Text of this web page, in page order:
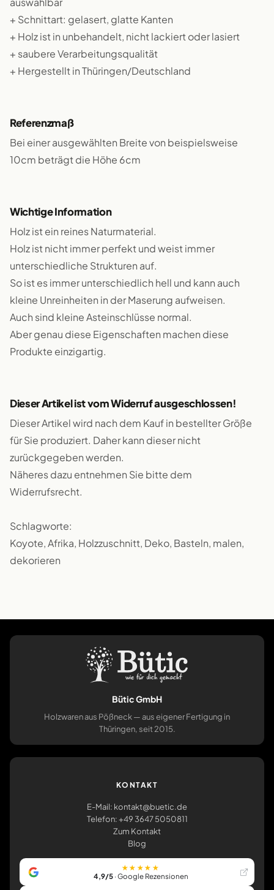
+ Schnittart: gelasert, glatte Kanten
+ Holz ist in unbehandelt, nicht lackiert oder lasiert
+ saubere Verarbeitungsqualität
+ Hergestellt in Thüringen/Deutschland
Referenzmaß
Bei einer ausgewählten Breite von beispielsweise
10cm beträgt die Höhe 6cm
Wichtige Information
Holz ist ein reines Naturmaterial.
Holz ist nicht immer perfekt und weist immer
unterschiedliche Strukturen auf.
So ist es immer unterschiedlich hell und kann auch
kleine Unreinheiten in der Maserung aufweisen.
Auch sind kleine Asteinschlüsse normal.
Aber genau diese Eigenschaften machen diese
Produkte einzigartig.
Dieser Artikel ist vom Widerruf ausgeschlossen!
Dieser Artikel wird nach dem Kauf in bestellter Größe
für Sie produziert. Daher kann dieser nicht
zurückgegeben werden.
Näheres dazu entnehmen Sie bitte dem
Widerrufsrecht.
Schlagworte:
Koyote, Afrika, Holzzuschnitt, Deko, Basteln, malen,
dekorieren
Bütic GmbH
Holzwaren aus Pößneck — aus eigener Fertigung in
Thüringen, seit 2015.
KONTAKT
E-Mail: kontakt@buetic.de
Telefon: +49 3647 5050811
Zum Kontakt
Blog
★★★★★
4,9/5· Google Rezensionen